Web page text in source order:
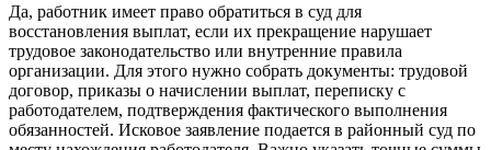
Да, работник имеет право обратиться в суд для
восстановления выплат, если их прекращение нарушает
трудовое законодательство или внутренние правила
организации. Для этого нужно собрать документы: трудовой
договор, приказы о начислении выплат, переписку с
работодателем, подтверждения фактического выполнения
обязанностей. Исковое заявление подается в районный суд по